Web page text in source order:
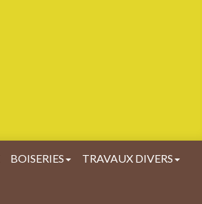
BOISERIES TRAVAUX DIVERS